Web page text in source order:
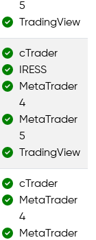
5
TradingView
cTrader
IRESS
MetaTrader
4
MetaTrader
5
TradingView
cTrader
MetaTrader
4
MetaTrader